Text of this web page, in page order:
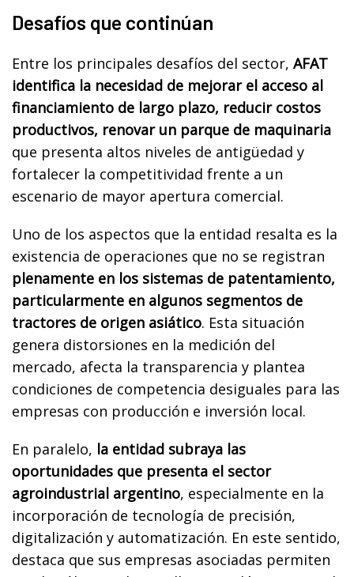
Desafíos que continúan
Entre los principales desafíos del sector, AFAT
identifica la necesidad de mejorar el acceso al
financiamiento de largo plazo, reducir costos
productivos, renovar un parque de maquinaria
que presenta altos niveles de antigüedad y
fortalecer la competitividad frente a un
escenario de mayor apertura comercial.
Uno de los aspectos que la entidad resalta es la
existencia de operaciones que no se registran
plenamente en los sistemas de patentamiento,
particularmente en algunos segmentos de
tractores de origen asiático. Esta situación
genera distorsiones en la medición del
mercado, afecta la transparencia y plantea
condiciones de competencia desiguales para las
empresas con producción e inversión local.
En paralelo, la entidad subraya las
oportunidades que presenta el sector
agroindustrial argentino, especialmente en la
incorporación de tecnología de precisión,
digitalización y automatización. En este sentido,
destaca que sus empresas asociadas permiten